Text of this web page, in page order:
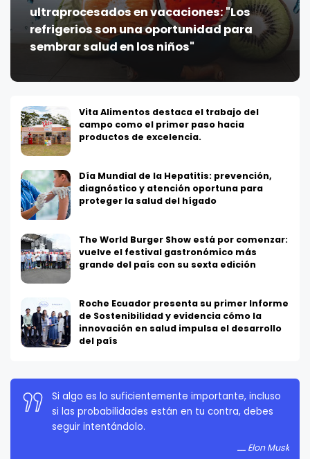
ultraprocesados en vacaciones: "Los
refrigerios son una oportunidad para
sembrar salud en los niños"
Vita Alimentos destaca el trabajo del
campo como el primer paso hacia
productos de excelencia.
Día Mundial de la Hepatitis: prevención,
diagnóstico y atención oportuna para
proteger la salud del hígado
The World Burger Show está por comenzar:
vuelve el festival gastronómico más
grande del país con su sexta edición
Roche Ecuador presenta su primer Informe
de Sostenibilidad y evidencia cómo la
innovación en salud impulsa el desarrollo
del país
Si algo es lo suficientemente importante, incluso
si las probabilidades están en tu contra, debes
seguir intentándolo.
Elon Musk